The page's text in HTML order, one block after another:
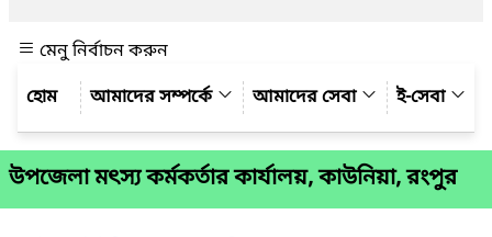
মেনু নির্বাচন করুন
আমাদের সম্পর্কে
আমাদের সেবা ই-সেবা
উপজেলা মৎস্য কর্মকর্তার কার্যালয়, কাউনিয়া, রংপুর